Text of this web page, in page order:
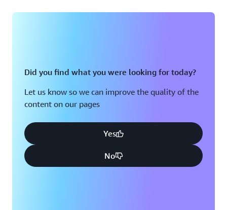
Did you find what you were looking for today?
Let us know so we can improve the quality of the
content on our pages
Yes
No